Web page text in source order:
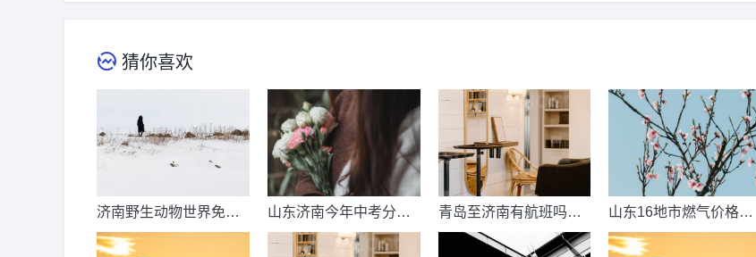
猜你喜欢
济南野生动物世界免票
时间？济南动物王国票
山东济南今年中考分数
线出来了吗？济南中考
青岛至济南有航班吗？
青岛到济南的高铁票多
山东16地市燃气价格明
细？2021山东天然气费